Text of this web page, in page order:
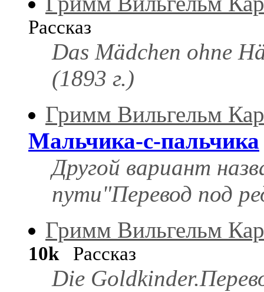
Рассказ
Das Mädchen ohne
(1893 г.)
Гримм Вильгельм
Мальчика-с-пальчика
Другой вариант
пути"Перевод под
Гримм Вильгельм
10kРассказ
Die